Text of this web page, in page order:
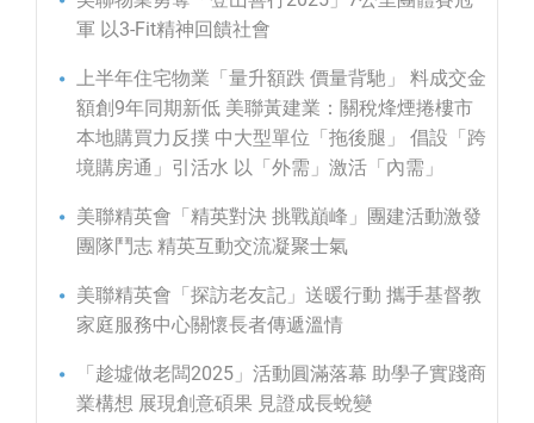
軍 以3-Fit精神回饋社會
上半年住宅物業「量升額跌 價量背馳」 料成交金
額創9年同期新低 美聯黃建業：關稅烽煙捲樓市
本地購買力反撲 中大型單位「拖後腿」 倡設「跨
境購房通」引活水 以「外需」激活「內需」
美聯精英會「精英對決 挑戰巔峰」團建活動激發
團隊鬥志 精英互動交流凝聚士氣
美聯精英會「探訪老友記」送暖行動 攜手基督教
家庭服務中心關懷長者傳遞溫情
「趁墟做老闆2025」活動圓滿落幕 助學子實踐商
業構想 展現創意碩果 見證成長蛻變